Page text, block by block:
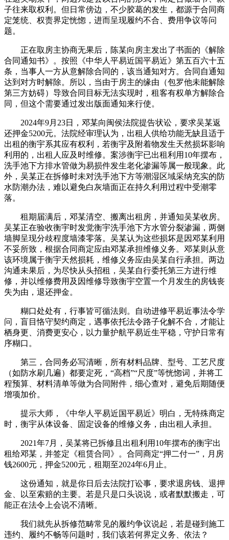
子往来取权利。但日常傍边，不少胶葛的发生，都源于合同商
定笼统、权责界定恍惚，进而呈现履约不合、费用争议等问
题。
正在取房主协商无果后，陈某向房主发出了书面的《解除
合同通知书》。按照《中华人平易近国平易近》第五百六十五
条，当事人一方从意解除合同的，该当通知对方。合同自通知
达到对方时解除。所以，当由于房主的缘由（包罗他未能解除
第三方妨碍）导致合同目标无法实现时，租客有权单方解除合
同，但这个需要通过发出版面通知来行使。
2024年9月23日，邓某向闽侯法院提告状讼，要求吴某返
还押金5200元。法院经审理认为，出租人供给功能无缺且适于
出租的衡宇系其应有权利，若衡宇及附着物发生天然损坏影响
利用的，出租人应及时维修。案涉衡宇已出租利用10年摆布，
洗手池下方排水管做为易损件发生老化渗漏等属一般现象。此
外，吴某正在拆修时未对洗手池下方等潮湿区域采纳充实的防
水防潮办法，难以避免白灰墙面正在持久利用过程中受潮零
落。
租期届满后，邓某清空、搬离出租房，并通知吴某收房。
吴某正在验收衡宇时发觉衡宇洗手池下方水管分裂渗漏，两侧
墙脚呈现分歧程度墙漆零落。吴某认为这些损坏是因邓某利用
不妥所致，根据合同商定应由邓某承担维修义务。邓某则从意
该环境属于衡宇天然损耗，维修义务应由吴某自行承担。两边
沟通未果后，为尽快从头招租，吴某自行委托第三方进行维
修，并以维修费用及因维修导致衡宇空置一个月发生的房钱丧
失为由，退还押金。
糊口处处有，行事皆可循法则。自动进修平易近事法令学
问，盲目恪守契约商定，遇事依托法令路子化解不合，才能让
栖身更、消费更安心，以力量护航平易近生平稳，守护日常有
序糊口。
第三，合同务必写清晰，所有材料品牌、型号、工艺尺度
（如防水刷几遍）都要定死，“高档”“尺度”等恍惚词，并将工
程预算、材料清单等做为合同附件，细心查对，避免后期随便
增项加价。
提示大师，《中华人平易近国平易近》明白，无特殊商定
时，衡宇从体设备、固定设备的维修义务，由出租人承担。
2021年7月，吴某将已拆修且出租利用10年摆布的衡宇出
租给邓某，并签定《租赁合同》。合同商定“押二付一”，月房
钱2600元，押金5200元，租期至2024年6月止。
这份通知，就是你日后去法院打讼事，要求退房钱、退押
金、以至索赔的主要。若是只是口头说说，或者默默搬走，可
能正在法令上会说不清晰。
我们就先从拆修范畴常见的履约争议说起，若是碰到施工
违约、履约不畅等问题时，我们该若何界定义务、依法？